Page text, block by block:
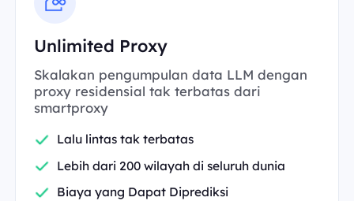
Unlimited Proxy
Skalakan pengumpulan data LLM dengan
proxy residensial tak terbatas dari
smartproxy
Lalu lintas tak terbatas
Lebih dari 200 wilayah di seluruh dunia
Biaya yang Dapat Diprediksi